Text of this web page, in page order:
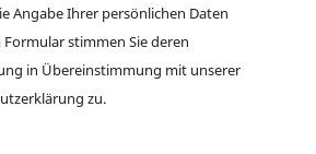
Angabe Ihrer persönlichen Daten
Formular stimmen Sie deren
in Übereinstimmung mit unserer
zu.